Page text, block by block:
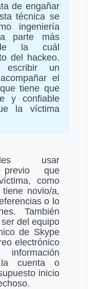
de engañar
técnica se
ingeniería
parte más
de la cuál
del hackeo.
un
el
tiene que
y confiable
la víctima
usar
previo que
como
novio/a,
o lo
También
del equipo
de Skype
electrónico
cuenta o
inicio